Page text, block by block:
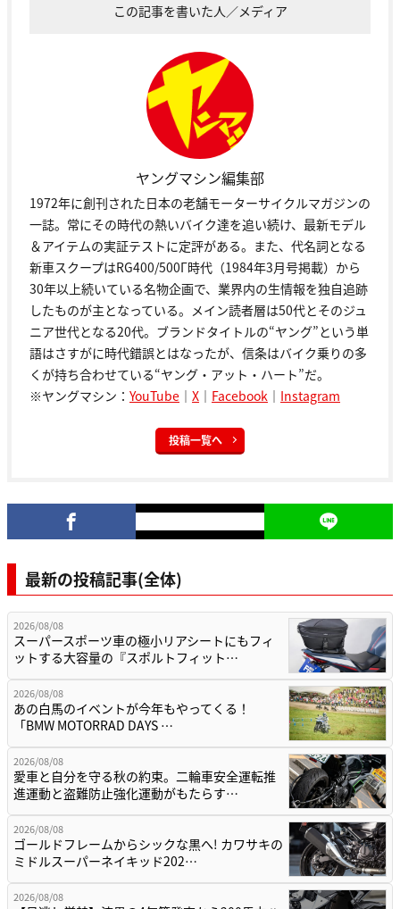
この記事を書いた人／メディア
ヤングマシン編集部
1972年に創刊された日本の老舗モーターサイクルマガジンの
一誌。常にその時代の熱いバイク達を追い続け、最新モデル
＆アイテムの実証テストに定評がある。また、代名詞となる
新車スクープはRG400/500Γ時代（1984年3月号掲載）から
30年以上続いている名物企画で、業界内の生情報を独自追跡
したものが主となっている。メイン読者層は50代とそのジュ
ニア世代となる20代。ブランドタイトルの“ヤング”という単
語はさすがに時代錯誤とはなったが、信条はバイク乗りの多
くが持ち合わせている“ヤング・アット・ハート”だ。
※ヤングマシン： YouTube ｜ X ｜ Facebook ｜ Instagram
投稿一覧へ
最新の投稿記事(全体)
2026/08/08
スーパースポーツ車の極小リアシートにもフィ
ットする大容量の『スポルトフィット…
2026/08/08
あの白馬のイベントが今年もやってくる！
「BMW MOTORRAD DAYS …
2026/08/08
愛車と自分を守る秋の約束。二輪車安全運転推
進運動と盗難防止強化運動がもたらす…
2026/08/08
ゴールドフレームからシックな黒へ! カワサキの
ミドルスーパーネイキッド202…
2026/08/08